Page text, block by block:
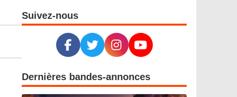
Suivez-nous
Dernières bandes-annonces